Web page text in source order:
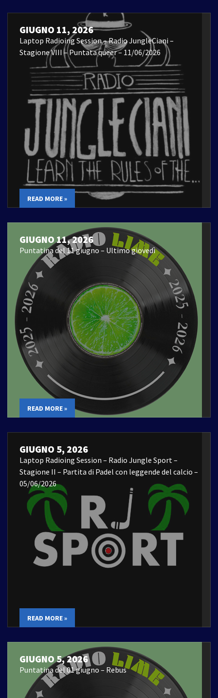
GIUGNO 11, 2026
Laptop Radioing Session – Radio JungleCiani –
Stagione VIII – Puntata queer – 11/06/2026
READ MORE »
GIUGNO 11, 2026
Puntatina del 11 giugno – Ultimo giovedì
READ MORE »
GIUGNO 5, 2026
Laptop Radioing Session – Radio Jungle Sport –
Stagione II – Partita di Padel con leggende del calcio –
05/06/2026
READ MORE »
GIUGNO 5, 2026
Puntatina del 01 giugno – Rebus